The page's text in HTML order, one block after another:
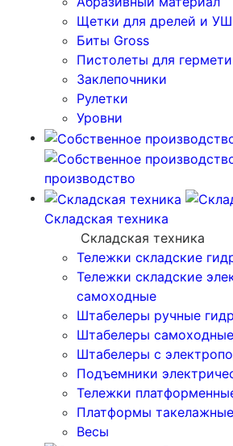
Щетки для дрелей и
Биты Gross
Пистолеты для
Заклепочники
Рулетки
Уровни
производство
Складская техника
Складская техника
Тележки складские
Тележки складские
самоходные
Штабелеры ручные
Штабелеры самоходные
Штабелеры с
Подъемники
Тележки
Платформы такелажные
Весы